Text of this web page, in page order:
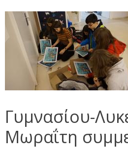
Γυμνασίου-
Μωραΐτη